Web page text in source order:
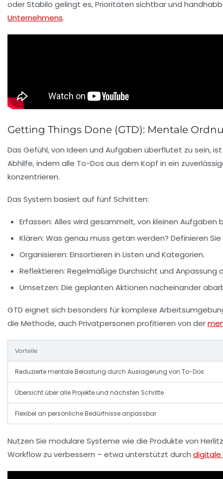
oderStabilo gelingt es, Prioritäten sichtbar und
Unternehmens.
Getting Things Done (GTD): Mentale
Das Gefühl, von Ideen und Aufgaben überflutet zu sein,
Abhilfe, indem alle To-Dos aus dem Kopf in ein
konzentrieren.
Das System basiert auf fünf Schritten:
Erfassen: Alles wird gesammelt, von kleinen Aufgaben
Klären: Was genau muss getan werden? Definieren
Organisieren: Einsortieren in Listen und Kategorien.
Reflektieren: Regelmäßige Durchsicht und Anpassung
Umsetzen: Die geplanten Aktionen nacheinander
GTD eignet sich besonders für komplexe
die Methode, auch Privatpersonen profitieren von der
Vorteile
Reduzierte mentale Belastung durch Auslagerung von To-Dos
Übersicht über alle Projekte und nächsten Schritte
Flexibel an persönliche Bedürfnisse anpassbar
Nutzen Sie modulare Systeme wie die Produkte von Herlitz
Workflow zu verbessern – etwa unterstützt durch digitale